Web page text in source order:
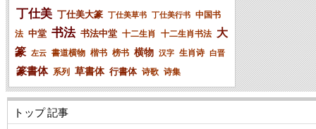
丁仕美 丁仕美大篆 丁仕美草书 丁仕美行书 中国书
法 中堂 书法 书法中堂 十二生肖 十二生肖书法 大
篆 左云 書道横物 楷书 榜书 横物 汉字 生肖诗 白晋
篆書体 系列 草書体 行書体 诗歌 诗集
トップ 記事